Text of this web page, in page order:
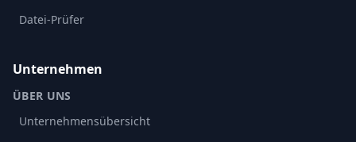
Datei-Prüfer
Unternehmen
ÜBER UNS
Unternehmensübersicht